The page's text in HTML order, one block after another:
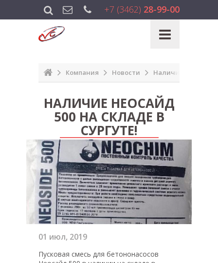
+7 (3462) 28-99-00
Компания Новости Наличие Неосайд
НАЛИЧИЕ НЕОСАЙД
500 НА СКЛАДЕ В
СУРГУТЕ!
01 июл, 2019
Пусковая смесь для бетононасосов